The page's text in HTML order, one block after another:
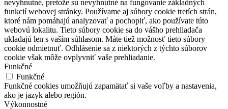
nevyhnutné, pretože sú nevyhnutné na fungovanie základných
funkcií webovej stránky. Používame aj súbory cookie tretích strán,
ktoré nám pomáhajú analyzovať a pochopiť, ako používate túto
webovú lokalitu. Tieto súbory cookie sa do vášho prehliadača
ukladajú len s vaším súhlasom. Máte tiež možnosť tieto súbory
cookie odmietnuť. Odhlásenie sa z niektorých z týchto súborov
cookie však môže ovplyvniť vaše prehliadanie.
Funkčné
Funkčné
Funkčné cookies umožňujú zapamätať si vaše voľby a nastavenia,
ako je jazyk alebo región.
Výkonnostné